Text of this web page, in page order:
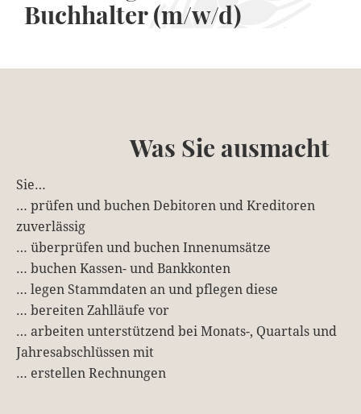
Buchhalter (m/w/d)
Was Sie ausmacht
Sie…
… prüfen und buchen Debitoren und Kreditoren
zuverlässig
… überprüfen und buchen Innenumsätze
… buchen Kassen- und Bankkonten
… legen Stammdaten an und pflegen diese
… bereiten Zahlläufe vor
… arbeiten unterstützend bei Monats-, Quartals und
Jahresabschlüssen mit
… erstellen Rechnungen